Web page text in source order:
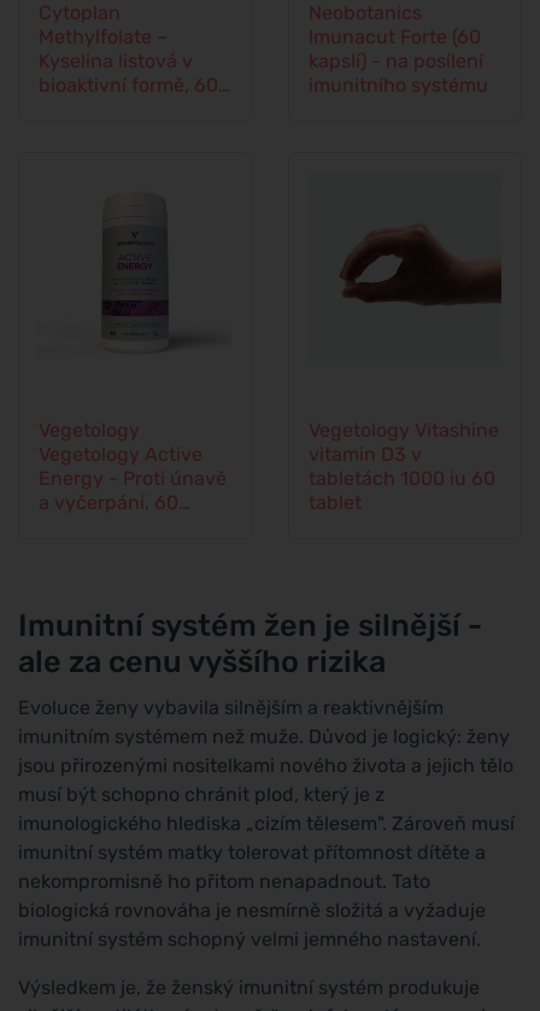
Cytoplan
Methylfolate –
Kyselina listová v
bioaktivní formě, 60
Neobotanics
Imunacut Forte (60
kapslí) - na posílení
imunitního systému
Vegetology
Vegetology Active
Energy - Proti únavě
a vyčerpání, 60
Vegetology Vitashine
vitamin D3 v
tabletách 1000 iu 60
tablet
Imunitní systém žen je silnější -
ale za cenu vyššího rizika
Evoluce ženy vybavila silnějším a reaktivnějším
imunitním systémem než muže. Důvod je logický: ženy
jsou přirozenými nositelkami nového života a jejich tělo
musí být schopno chránit plod, který je z
imunologického hlediska „cizím tělesem". Zároveň musí
imunitní systém matky tolerovat přítomnost dítěte a
nekompromisně ho přitom nenapadnout. Tato
biologická rovnováha je nesmírně složitá a vyžaduje
imunitní systém schopný velmi jemného nastavení.
Výsledkem je, že ženský imunitní systém produkuje